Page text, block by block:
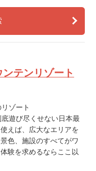
テンリゾート
ゾート
遊び尽くせない日本最
えば、広大なエリアを
色、施設のすべてがワ
験を求めるならここ以